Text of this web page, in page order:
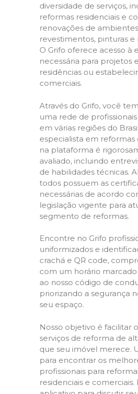
diversidade de serviços,
reformas residenciais e
renovações de
revestimentos, pinturas e
O Grifo oferece acesso à
necessária para projetos
residências ou
comerciais.
Através do Grifo, você
uma rede de
em várias regiões do
especialista em reformas
na plataforma é
avaliado, incluindo
de habilidades técnicas.
todos possuem as
necessárias de acordo
legislação vigente para
segmento de reformas.
Encontre no Grifo
uniformizados e
crachá e QR code,
com um horário
ao nosso código de
priorizando a segurança
seu espaço.
Nosso objetivo é facilitar
serviços de reforma de
que seu imóvel merece.
para encontrar os
profissionais para
residenciais e comerciais.